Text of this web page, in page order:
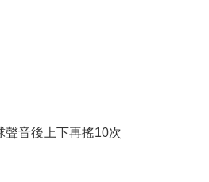
聲音後上下再搖10次